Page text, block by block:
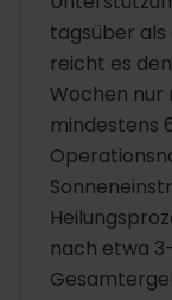
tagsüber
reicht es
Wochen nur
mindestens
nach etwa